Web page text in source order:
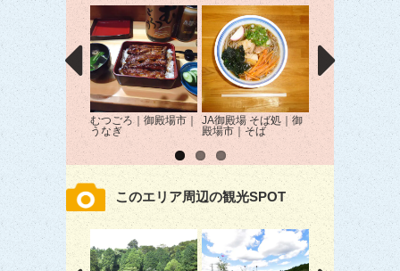
むつごろ｜御殿場市｜
うなぎ
JA御殿場 そば処｜御
殿場市｜そば
blueberry 御殿場
御殿場市｜パン
ーツ
このエリア周辺の観光SPOT